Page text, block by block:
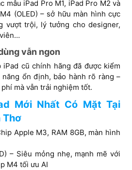
mẫu iPad Pro M1, iPad Pro M2 và
(OLED) – sở hữu màn hình cực
vượt trội, lý tưởng cho designer,
vẫn ngon
iPad cũ chính hãng đã được kiểm
ổn định, bảo hành rõ ràng –
mà vẫn trải nghiệm tốt.
Mới Nhất Có Mặt Tại
Thơ
Apple M3, RAM 8GB, màn hình
– Siêu mỏng nhẹ, mạnh mẽ với
M4 tối ưu AI